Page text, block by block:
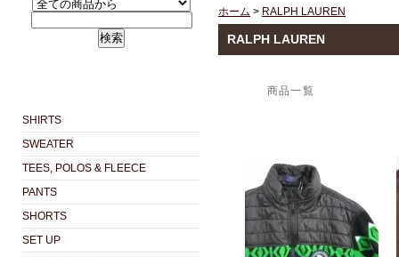
検索
SHIRTS
SWEATER
TEES, POLOS & FLEECE
PANTS
SHORTS
SET UP
ホーム > RALPH LAUREN
RALPH LAUREN
商品一覧